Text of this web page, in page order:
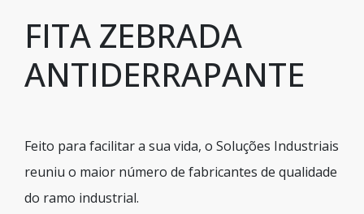
FITA ZEBRADA
ANTIDERRAPANTE
Feito para facilitar a sua vida, o Soluções Industriais
reuniu o maior número de fabricantes de qualidade
do ramo industrial.